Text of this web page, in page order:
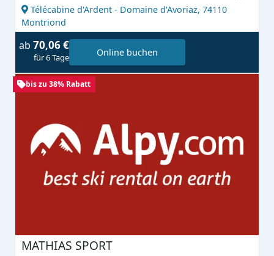
Télécabine d'Ardent - Domaine d'Avoriaz, 74110
Montriond
ab 70,06 €
für 6 Tage Online buchen
bis zu 38% Rabatt
MATHIAS SPORT